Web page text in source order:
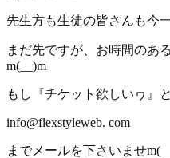
先生方も生徒の皆さんも今
まだ先ですが、お時間のあ
m(__)m
もし『チケット欲しいヮ』
info@flexstyleweb. com
までメールを下さいませ